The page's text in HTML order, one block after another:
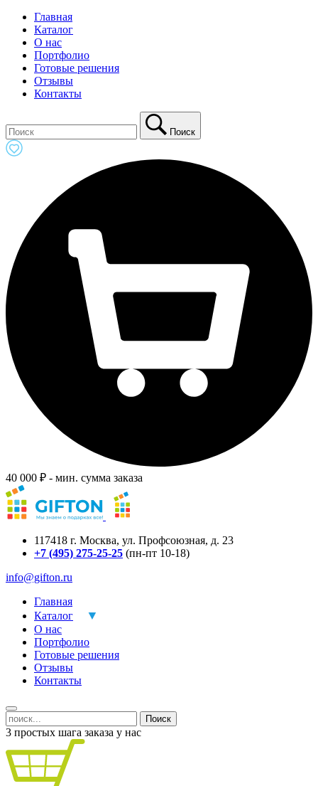
Главная
Каталог
О нас
Портфолио
Готовые решения
Отзывы
Контакты
Поиск
40 000 ₽ - мин. сумма заказа
117418 г. Москва, ул. Профсоюзная, д. 23
+7 (495) 275-25-25 (пн-пт 10-18)
info@gifton.ru
Главная
Каталог
О нас
Портфолио
Готовые решения
Отзывы
Контакты
Поиск
3 простых шага заказа у нас